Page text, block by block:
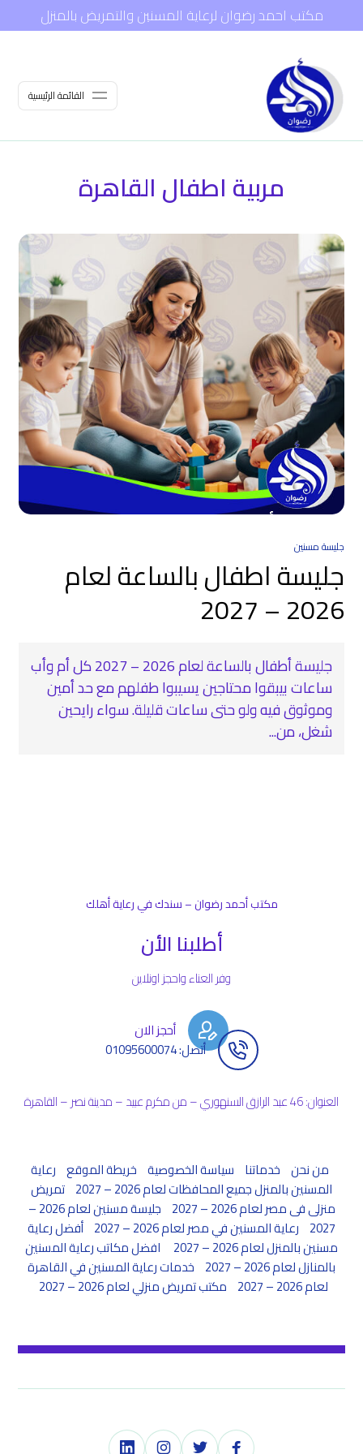
مكتب احمد رضوان لرعاية المسنين والتمريض بالمنزل
القائمة الرئيسية
مربية اطفال القاهرة
جليسة مسنين
جليسة اطفال بالساعة لعام
2026 – 2027
جليسة أطفال بالساعة لعام 2026 – 2027 كل أم وأب
ساعات بيبقوا محتاجين يسيبوا طفلهم مع حد أمين
وموثوق فيه ولو حتى ساعات قليلة. سواء رايحين
شغل، من...
مكتب أحمد رضوان – سندك في رعاية أهلك
أطلبنا الأن
وفر العناء واحجز اونلاين
أحجز الان
أتصل: 01095600074
العنوان: 46 عبد الرازق السنهوري – من مكرم عبيد – مدينة نصر – القاهرة
من نحن خدماتنا سياسة الخصوصية خريطة الموقع رعاية
المسنين بالمنزل جميع المحافظات لعام 2026 – 2027
تمريض
منزلى فى مصر لعام 2026 – 2027
جليسة مسنين لعام 2026 –
2027 رعاية المسنين في مصر لعام 2026 – 2027
أفضل رعاية
مسنين بالمنزل لعام 2026 – 2027
افضل مكاتب رعاية المسنين
بالمنازل لعام 2026 – 2027
خدمات رعاية المسنين في القاهرة
لعام 2026 – 2027
مكتب تمريض منزلي لعام 2026 – 2027